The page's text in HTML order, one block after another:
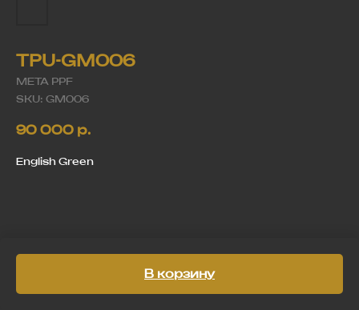
TPU-GM006
META PPF
SKU: GM006
90 000 р.
В корзину
English Green